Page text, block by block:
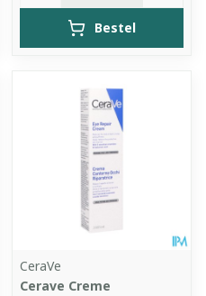
Bestel
CeraVe
Cerave Creme